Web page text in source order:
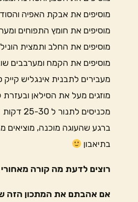
מוסיפים את אבקת האפיה
מוסיפים את חומץ התפוחים
מוסיפים את החלב ותמצית
מוסיפים את הקמח ומערבבים
מעבירים לתבנית אינגליש
מוזגים מעל את הסילאן
מכניסים לתנור ל 25-30 דקות
ברגע שהעוגה מוכנה, מוציאים
בתיאבון
רוצים לדעת מה קורה
אם אהבתם את המתכון הזה